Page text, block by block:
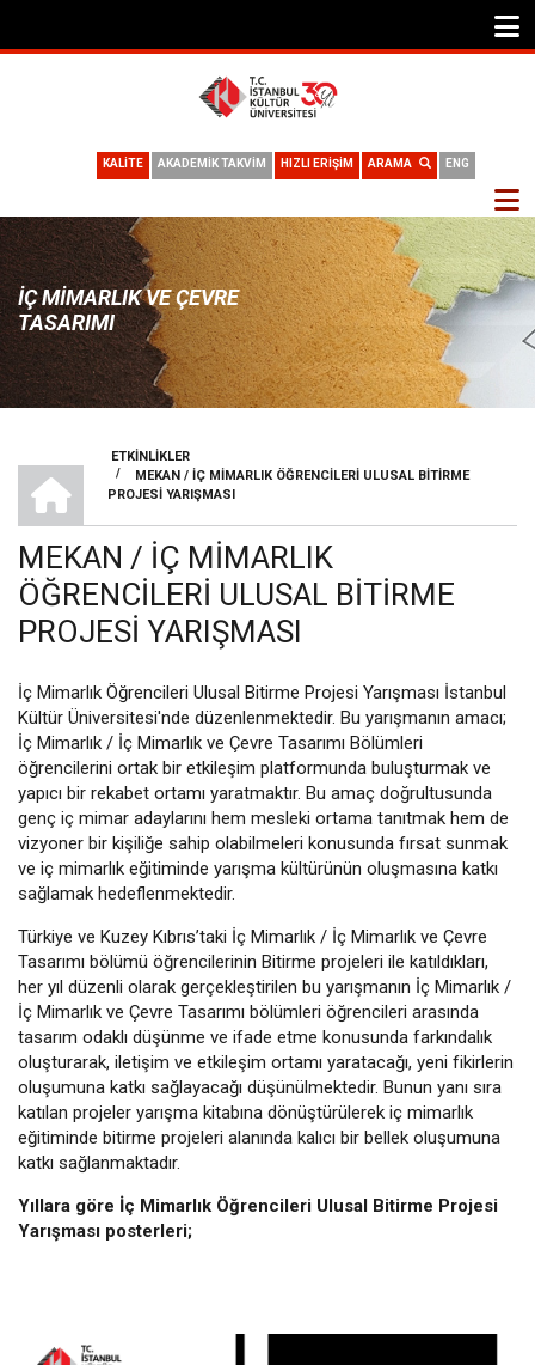
ENG
ARAMA
HIZLI ERİŞİM
AKADEMİK TAKVİM
KALİTE
İÇ MIMARLIK VE ÇEVRE
TASARIMI
SAYFA
YOLU
İÇ MIMARLIK VE ÇEVRE TASARIMI
ETKINLIKLER
/
MEKAN / İÇ MİMARLIK ÖĞRENCİLERİ ULUSAL BİTİRME
PROJESİ YARIŞMASI
MEKAN / İÇ MİMARLIK
ÖĞRENCİLERİ ULUSAL BİTİRME
PROJESİ YARIŞMASI
İç Mimarlık Öğrencileri Ulusal Bitirme Projesi Yarışması İstanbul
Kültür Üniversitesi'nde düzenlenmektedir. Bu yarışmanın amacı;
İç Mimarlık / İç Mimarlık ve Çevre Tasarımı Bölümleri
öğrencilerini ortak bir etkileşim platformunda buluşturmak ve
yapıcı bir rekabet ortamı yaratmaktır. Bu amaç doğrultusunda
genç iç mimar adaylarını hem mesleki ortama tanıtmak hem de
vizyoner bir kişiliğe sahip olabilmeleri konusunda fırsat sunmak
ve iç mimarlık eğitiminde yarışma kültürünün oluşmasına katkı
sağlamak hedeflenmektedir.
Türkiye ve Kuzey Kıbrıs’taki İç Mimarlık / İç Mimarlık ve Çevre
Tasarımı bölümü öğrencilerinin Bitirme projeleri ile katıldıkları,
her yıl düzenli olarak gerçekleştirilen bu yarışmanın İç Mimarlık /
İç Mimarlık ve Çevre Tasarımı bölümleri öğrencileri arasında
tasarım odaklı düşünme ve ifade etme konusunda farkındalık
oluşturarak, iletişim ve etkileşim ortamı yaratacağı, yeni fikirlerin
oluşumuna katkı sağlayacağı düşünülmektedir. Bunun yanı sıra
katılan projeler yarışma kitabına dönüştürülerek iç mimarlık
eğitiminde bitirme projeleri alanında kalıcı bir bellek oluşumuna
katkı sağlanmaktadır.
Yıllara göre İç Mimarlık Öğrencileri Ulusal Bitirme Projesi
Yarışması posterleri;